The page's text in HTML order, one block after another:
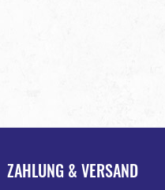
ZAHLUNG & VERSAND